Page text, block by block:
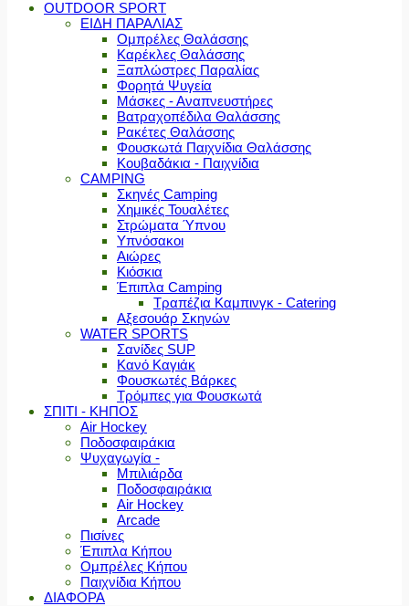
OUTDOOR SPORT
ΕΙΔΗ ΠΑΡΑΛΙΑΣ
Ομπρέλες Θαλάσσης
Καρέκλες Θαλάσσης
Ξαπλώστρες Παραλίας
Φορητά Ψυγεία
Μάσκες - Αναπνευστήρες
Βατραχοπέδιλα Θαλάσσης
Ρακέτες Θαλάσσης
Φουσκωτά Παιχνίδια Θαλάσσης
Κουβαδάκια - Παιχνίδια
CAMPING
Σκηνές Camping
Χημικές Τουαλέτες
Στρώματα Ύπνου
Υπνόσακοι
Αιώρες
Κιόσκια
Έπιπλα Camping
Τραπέζια Καμπινγκ - Catering
Αξεσουάρ Σκηνών
WATER SPORTS
Σανίδες SUP
Κανό Καγιάκ
Φουσκωτές Βάρκες
Τρόμπες για Φουσκωτά
ΣΠΙΤΙ - ΚΗΠΟΣ
Air Hockey
Ποδοσφαιράκια
Ψυχαγωγία -
Μπιλιάρδα
Ποδοσφαιράκια
Air Hockey
Arcade
Πισίνες
Έπιπλα Κήπου
Ομπρέλες Κήπου
Παιχνίδια Κήπου
ΔΙΑΦΟΡΑ